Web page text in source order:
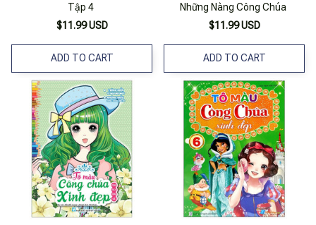
Tập 4
$11.99 USD
ADD TO CART
Những Nàng Công Chúa
$11.99 USD
ADD TO CART